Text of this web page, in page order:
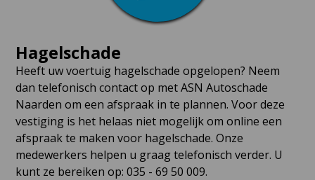
Hagelschade
Heeft uw voertuig hagelschade opgelopen? Neem
dan telefonisch contact op met ASN Autoschade
Naarden om een afspraak in te plannen. Voor deze
vestiging is het helaas niet mogelijk om online een
afspraak te maken voor hagelschade. Onze
medewerkers helpen u graag telefonisch verder. U
kunt ze bereiken op: 035 - 69 50 009.